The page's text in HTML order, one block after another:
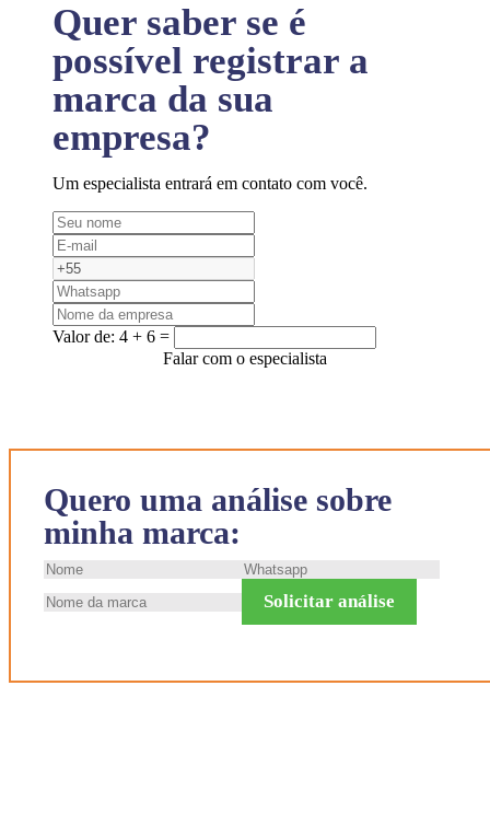
Quero uma análise sobre
minha marca:
Solicitar análise
Quer saber se é
possível registrar a
marca da sua
empresa?
Um especialista entrará em contato com você.
Valor de: 4 + 6 =
Falar com o especialista